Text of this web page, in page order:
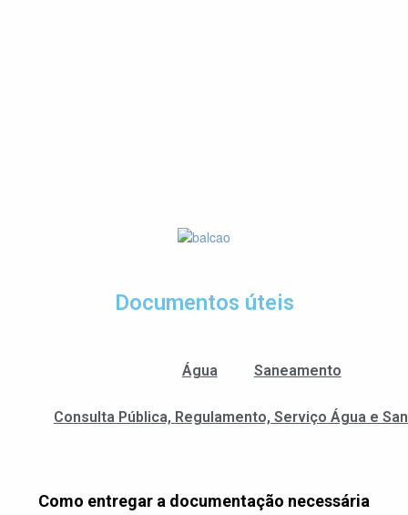
Documentos úteis
Água Saneamento
Consulta Pública, Regulamento, Serviço Água e
Como entregar a documentação necessária